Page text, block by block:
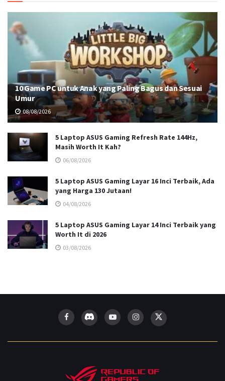
10 Game PC untuk Anak yang Paling Bagus dan Sesuai
Umur
08/08/2026
5 Laptop ASUS Gaming Refresh Rate 144Hz,
Masih Worth It Kah?
06/08/2026
5 Laptop ASUS Gaming Layar 16 Inci Terbaik, Ada
yang Harga 130 Jutaan!
04/08/2026
5 Laptop ASUS Gaming Layar 14 Inci Terbaik yang
Worth It di 2026
03/08/2026